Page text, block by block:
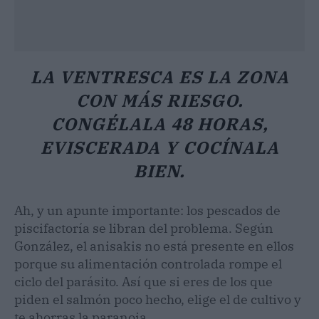
LA VENTRESCA ES LA ZONA
CON MÁS RIESGO.
CONGÉLALA 48 HORAS,
EVISCERADA Y COCÍNALA
BIEN.
Ah, y un apunte importante: los pescados de
piscifactoría se libran del problema. Según
González, el anisakis no está presente en ellos
porque su alimentación controlada rompe el
ciclo del parásito. Así que si eres de los que
piden el salmón poco hecho, elige el de cultivo y